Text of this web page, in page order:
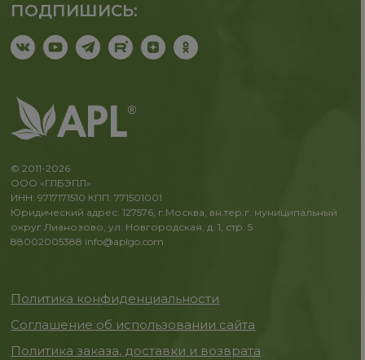
ПОДПИШИСЬ:
© 2011-2026
ООО «ГЛБЭПЛ»
ИНН: 9717171510 КПП: 771501001
Юридический адрес: 127576, г.Москва, вн.тер.г. муниципальный
округ Лианозово, ул. Новгородская, д. 1, стр. 5
88002005388 info@aplgo.com
Политика конфиденциальности
Соглашение об использовании сайта
Политика заказа, доставки и возврата